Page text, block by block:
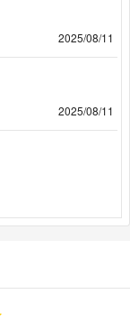
2025/08/11
2025/08/11